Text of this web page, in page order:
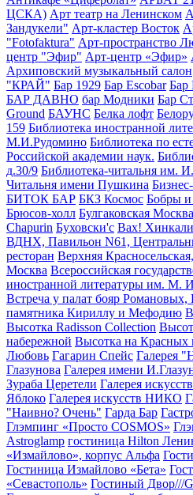
ЦСКА) Арт театр на Ленинском
Зандукели" Арт-кластер Восток
"Fotofaktura" Арт-пространство
центр "Эфир" Арт-центр «Эфир»
Архиповский музыкальный салон
"КРАЙ" Бар 1929 Бар Escobar Бар
БАР ДАВНО бар Модники Бар
Ground БАУНС Белка лофт
159 Библиотека иностранной
М.И.Рудомино Библиотека по
Российской академии наук.
д.30/9 Библиотека-читальня им.
Читальня имени Пушкина
БИТОК БАР БКЗ Космос Бобры
Брюсов-холл Булгаковская Москва
Chapurin Буховски'с Вах!
ВДНХ, Павильон N61,
ресторан Верхняя
Москва Всероссийская
иностранной литературы им. М.
Встреча у палат бояр Романовых,
памятника Кириллу и Мефодию
Высотка Radisson Collection
набережной Высотка на Красных
Любовь Гагарин Спейс Галерея
Глазунова Галерея имени
Зураба Церетели Галерея
Яблоко Галерея искусств НИКО
"Наивно? Очень" Гарда Бар
Глэмпинг «Просто COSMOS»
Astroglamp гостиница Hilton
«Измайлово», корпус Альфа
Гостиница Измайлово «Бета»
«Севастополь» Гостиный Двор///